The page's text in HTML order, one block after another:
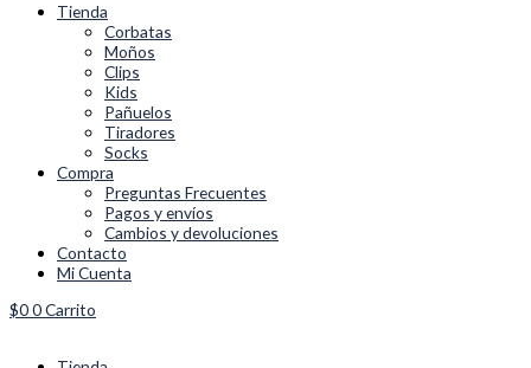
Tienda
Corbatas
Moños
Clips
Kids
Pañuelos
Tiradores
Socks
Compra
Preguntas Frecuentes
Pagos y envíos
Cambios y devoluciones
Contacto
Mi Cuenta
$00Carrito